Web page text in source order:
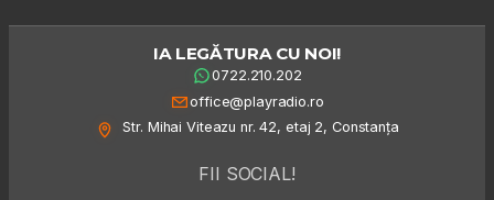
IA LEGĂTURA CU NOI!
0722.210.202
office@playradio.ro
Str. Mihai Viteazu nr. 42, etaj 2, Constanța
FII SOCIAL!